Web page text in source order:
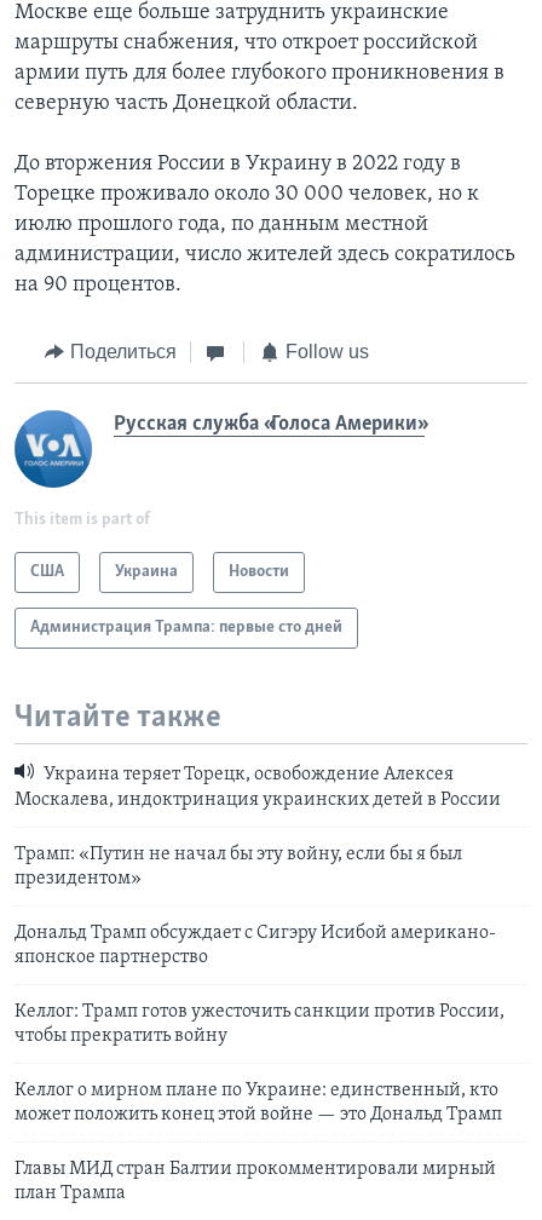
Москве еще больше затруднить украинские
маршруты снабжения, что откроет российской
армии путь для более глубокого проникновения в
северную часть Донецкой области.
До вторжения России в Украину в 2022 году в
Торецке проживало около 30 000 человек, но к
июлю прошлого года, по данным местной
администрации, число жителей здесь сократилось
на 90 процентов.
Поделиться Follow us
Русская служба «Голоса Америки»
This item is part of
США Украина Новости
Администрация Трампа: первые сто дней
Читайте также
Украина теряет Торецк, освобождение Алексея
Москалева, индоктринация украинских детей в России
Трамп: «Путин не начал бы эту войну, если бы я был
президентом»
Дональд Трамп обсуждает с Сигэру Исибой американо-
японское партнерство
Келлог: Трамп готов ужесточить санкции против России,
чтобы прекратить войну
Келлог о мирном плане по Украине: единственный, кто
может положить конец этой войне — это Дональд Трамп
Главы МИД стран Балтии прокомментировали мирный
план Трампа